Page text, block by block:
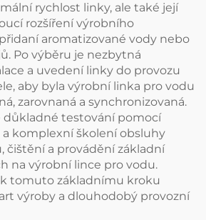
rychlost linky, ale také její
rozšíření výrobního
aromatizované vody nebo
Po výběru je nezbytná
a uvedení linky do provozu
aby byla výrobní linka pro vodu
zarovnaná a synchronizovaná.
důkladné testování pomocí
komplexní školení obsluhy
čištění a provádění základní
na výrobní lince pro vodu.
tomuto základnímu kroku
výroby a dlouhodobý provozní